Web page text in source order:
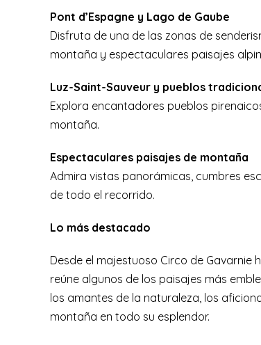
Pont d’Espagne y Lago de Gaube
Disfruta de una de las zonas de
montaña y espectaculares paisajes
Luz-Saint-Sauveur y pueblos
Explora encantadores pueblos
montaña.
Espectaculares paisajes de montaña
Admira vistas panorámicas, cumbres
de todo el recorrido.
Lo más destacado
Desde el majestuoso Circo de Gavarnie
reúne algunos de los paisajes más
los amantes de la naturaleza, los
montaña en todo su esplendor.